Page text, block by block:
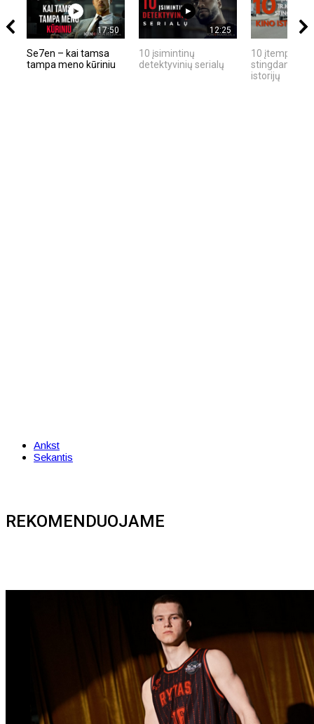
17:50
Se7en – kai tamsa
tampa meno kūriniu
12:25
10 įsimintinų
detektyvinių serialų
10 įtemptų,
stingdančių
istorijų
Ankst
Sekantis
REKOMENDUOJAME